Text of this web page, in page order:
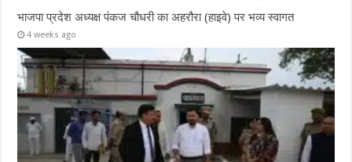
भाजपा प्रदेश अध्यक्ष पंकज चौधरी का अहरौरा (हाइवे) पर भव्य स्वागत
4 weeks ago